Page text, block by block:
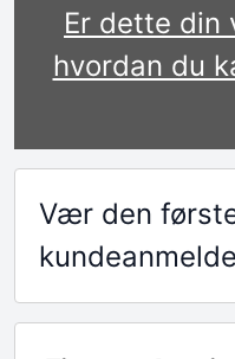
Er dette din
hvordan du
Vær den